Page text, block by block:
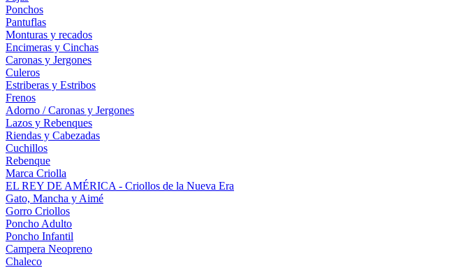
Ponchos
Pantuflas
Monturas y recados
Encimeras y Cinchas
Caronas y Jergones
Culeros
Estriberas y Estribos
Frenos
Adorno / Caronas y Jergones
Lazos y Rebenques
Riendas y Cabezadas
Cuchillos
Rebenque
Marca Criolla
EL REY DE AMÉRICA - Criollos de la Nueva Era
Gato, Mancha y Aimé
Gorro Criollos
Poncho Adulto
Poncho Infantil
Campera Neopreno
Chaleco